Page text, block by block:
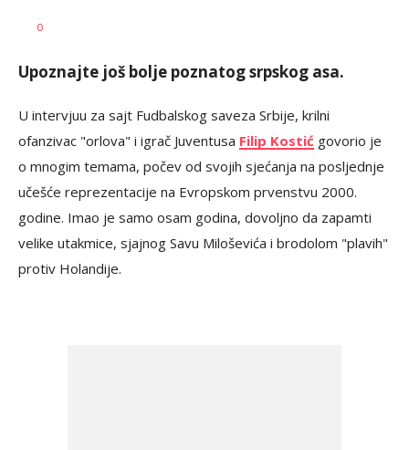
AUTOR
0
Upoznajte još bolje poznatog srpskog asa.
U intervjuu za sajt Fudbalskog saveza Srbije, krilni
ofanzivac "orlova" i igrač Juventusa Filip Kostić govorio je
o mnogim temama, počev od svojih sjećanja na posljednje
učešće reprezentacije na Evropskom prvenstvu 2000.
godine. Imao je samo osam godina, dovoljno da zapamti
velike utakmice, sjajnog Savu Miloševića i brodolom "plavih"
protiv Holandije.